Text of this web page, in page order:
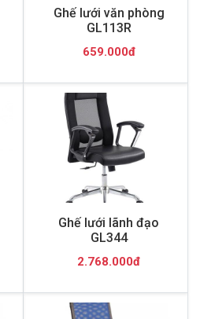
Ghế lưới văn phòng
GL113R
659.000đ
Ghế lưới lãnh đạo
GL344
2.768.000đ